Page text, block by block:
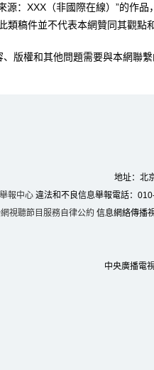
源：XXX（非國際在線）”的作
類稿件並不代表本網贊同其觀點
、版權和其他問題需要與本網聯
地址：北
報中心違法和不良信息舉報電話：
視聽節目服務自律公約 信息網絡傳播
中央廣播電